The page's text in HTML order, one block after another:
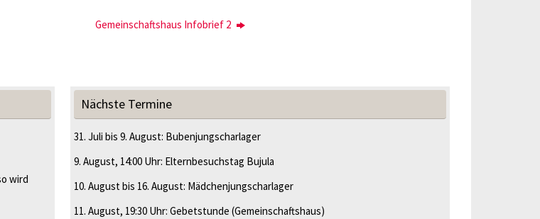
Gemeinschaftshaus Infobrief 2
wird
Nächste Termine
31. Juli bis 9. August: Bubenjungscharlager
9. August, 14:00 Uhr: Elternbesuchstag Bujula
10. August bis 16. August: Mädchenjungscharlager
11. August, 19:30 Uhr: Gebetstunde (Gemeinschaftshaus)